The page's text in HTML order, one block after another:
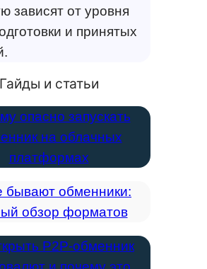
зависят от уровня
и принятых
Гайды и статьи
опасно запускать
на облачных
платформах
бывают обменники:
обзор форматов
P2P-обменник